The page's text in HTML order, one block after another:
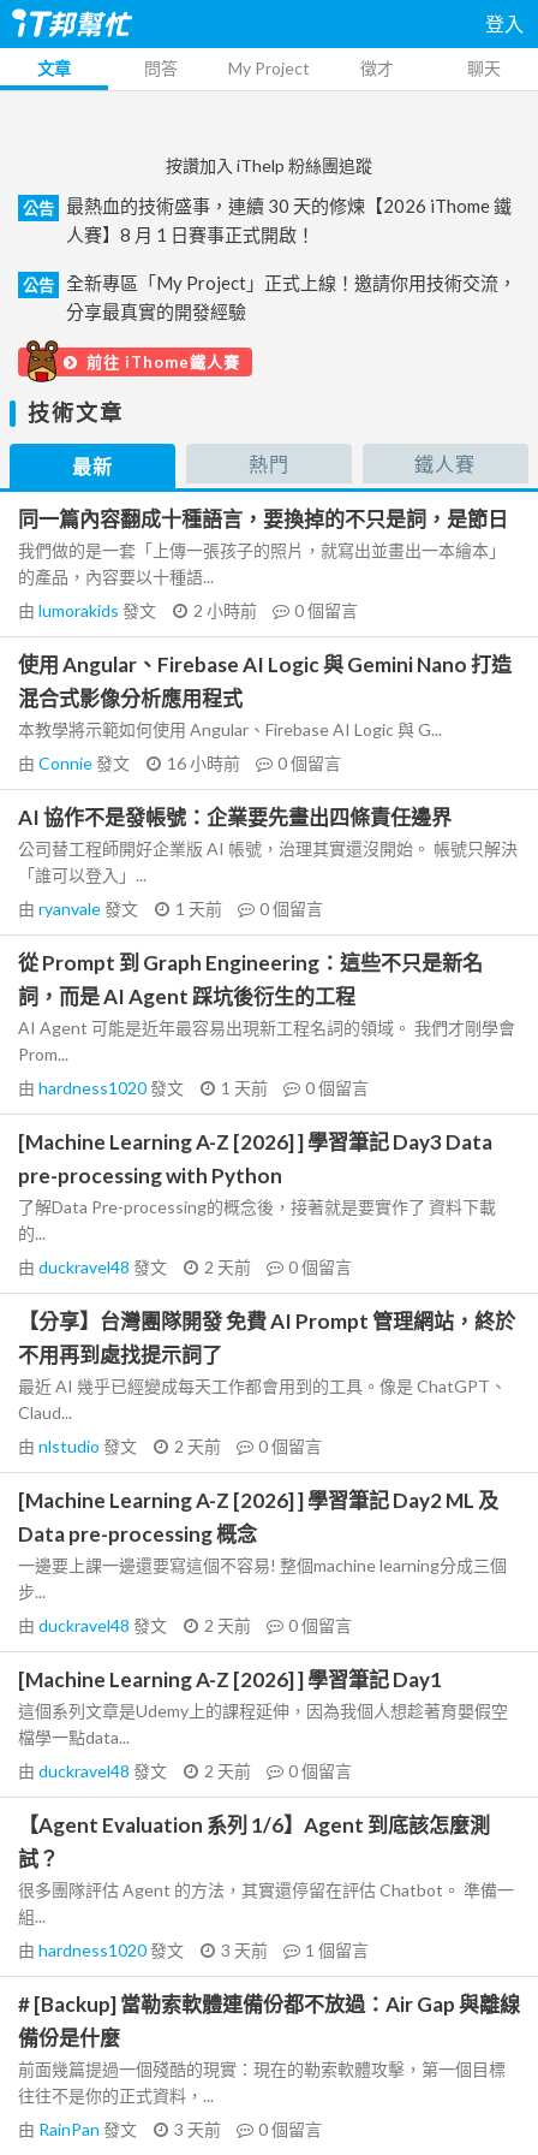
登入
文章 問答 My Project 徵才 聊天
按讚加入 iThelp 粉絲團追蹤
公告
最熱血的技術盛事，連續 30 天的修煉【2026 iThome 鐵
人賽】8 月 1 日賽事正式開啟！
公告
全新專區「My Project」正式上線！邀請你用技術交流，
分享最真實的開發經驗
前往 iThome鐵人賽
技術文章
最新 熱門 鐵人賽
同一篇內容翻成十種語言，要換掉的不只是詞，是節日
我們做的是一套「上傳一張孩子的照片，就寫出並畫出一本繪本」
的產品，內容要以十種語...
由 lumorakids 發文 2 小時前 0個留言
使用 Angular、Firebase AI Logic 與 Gemini Nano 打造
混合式影像分析應用程式
本教學將示範如何使用 Angular、Firebase AI Logic 與 G...
由 Connie發文 16 小時前 0個留言
AI 協作不是發帳號：企業要先畫出四條責任邊界
公司替工程師開好企業版 AI 帳號，治理其實還沒開始。 帳號只解決
「誰可以登入」...
由 ryanvale發文 1 天前 0個留言
從 Prompt 到 Graph Engineering：這些不只是新名
詞，而是 AI Agent 踩坑後衍生的工程
AI Agent 可能是近年最容易出現新工程名詞的領域。 我們才剛學會
Prom...
由 hardness1020發文 1 天前 0個留言
[Machine Learning A-Z [2026] ] 學習筆記 Day3 Data
pre-processing with Python
了解Data Pre-processing的概念後，接著就是要實作了 資料下載
的...
由 duckravel48 發文 2 天前 0個留言
【分享】台灣團隊開發 免費 AI Prompt 管理網站，終於
不用再到處找提示詞了
最近 AI 幾乎已經變成每天工作都會用到的工具。像是 ChatGPT、
Claud...
由 nlstudio 發文 2 天前 0個留言
[Machine Learning A-Z [2026] ] 學習筆記 Day2 ML 及
Data pre-processing 概念
一邊要上課一邊還要寫這個不容易! 整個machine learning分成三個
步...
由 duckravel48 發文 2 天前 0個留言
[Machine Learning A-Z [2026] ] 學習筆記 Day1
這個系列文章是Udemy上的課程延伸，因為我個人想趁著育嬰假空
檔學一點data...
由 duckravel48 發文 2 天前 0個留言
【Agent Evaluation 系列 1/6】Agent 到底該怎麼測
試？
很多團隊評估 Agent 的方法，其實還停留在評估 Chatbot。 準備一
組...
由 hardness1020發文 3 天前 1 個留言
# [Backup] 當勒索軟體連備份都不放過：Air Gap 與離線
備份是什麼
前面幾篇提過一個殘酷的現實：現在的勒索軟體攻擊，第一個目標
往往不是你的正式資料，...
由 RainPan 發文 3 天前 0個留言